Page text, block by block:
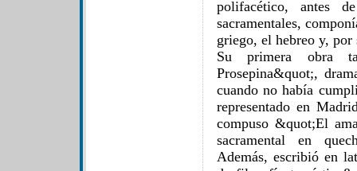
polifacético, antes
sacramentales,
griego, el hebreo y, por
Su primera obra
Prosepina&quot;,
cuando no había
representado en
compuso &quot;El
sacramental en
Además, escribió en